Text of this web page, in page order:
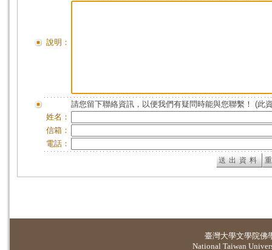
說明：
請您留下聯絡資訊，以便我們有疑問時能與您聯繫！ (此
姓名：
信箱：
電話：
臺灣大學文學院佛
National Taiwan